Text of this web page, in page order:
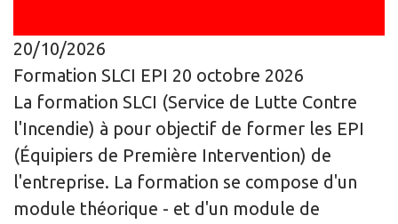
20/10/2026
Formation SLCI EPI 20 octobre 2026
La formation SLCI (Service de Lutte Contre
l'Incendie) à pour objectif de former les EPI
(Équipiers de Première Intervention) de
l'entreprise. La formation se compose d'un
module théorique - et d'un module de